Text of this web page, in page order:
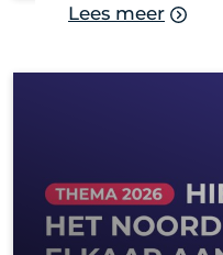
Lees meer